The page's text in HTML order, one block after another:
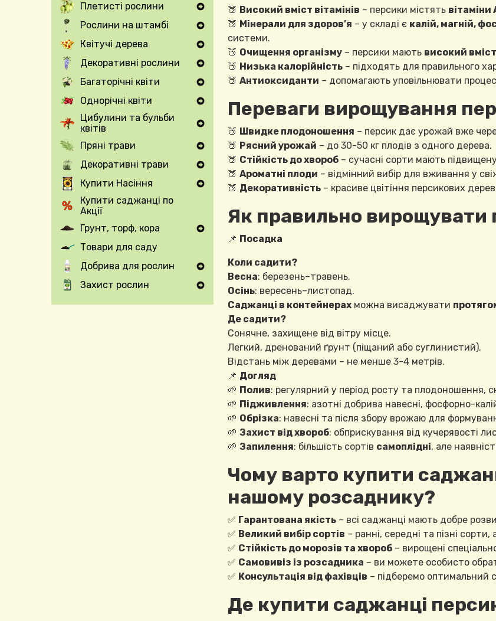
Плетисті рослини
Expand Secondary Navigation Menu
Рослини на штамбі
Expand Secondary Navigation Menu
Квітучі дерева
Expand Secondary Navigation Menu
Декоративні рослини
Expand Secondary Navigation Menu
Багаторічні квіти
Expand Secondary Navigation Menu
Однорічні квіти
Expand Secondary Navigation Menu
Цибулини та бульби
квітів
Expand Secondary Navigation Menu
Пряні трави
Expand Secondary Navigation Menu
Декоративні трави
Expand Secondary Navigation Menu
Купити Насіння
Expand Secondary Navigation Menu
Купити саджанці по
Акції
Грунт, торф, кора
Expand Secondary Navigation Menu
Товари для саду
Добрива для рослин
Expand Secondary Navigation Menu
Захист рослин
Expand Secondary Navigation Menu
🍑 Високий вміст вітамінів – персики містять вітаміни
🍑 Мінерали для здоров’я – у складі є калій, магній,
системи.
🍑 Очищення організму– персики мають високий
🍑 Низька калорійність– підходять для правильного
🍑 Антиоксиданти – допомагають уповільнювати
Переваги вирощування
🍑 Швидке плодоношення – персик дає урожай вже
🍑 Рясний урожай – до 30-50 кг плодів з одного дерева.
🍑 Стійкість до хвороб– сучасні сорти мають підвищену
🍑 Ароматні плоди – відмінний вибір для вживання у
🍑 Декоративність– красиве цвітіння персикових
Як правильно вирощувати
📌 Посадка
Коли садити?
Весна: березень–травень.
Осінь: вересень–листопад.
Саджанці в контейнерахможна висаджувати
Де садити?
Сонячне, захищене від вітру місце.
Легкий, дренований ґрунт (піщаний або суглинистий).
Відстань між деревами – не менше 3-4 метрів.
📌 Догляд
🌱 Полив: регулярний у період росту та плодоношення,
🌱 Підживлення: азотні добрива навесні, фосфорно-
🌱 Обрізка: навесні та після збору врожаю для
🌱 Захист від хвороб: обприскування від кучерявості
🌱 Запилення: більшість сортів самоплідні, але
Чому варто купити
нашому розсаднику?
✅ Гарантована якість– всі саджанці мають добре
✅ Великий вибір сортів – ранні, середні та пізні
✅ Стійкість до морозів та хвороб– вирощені
✅ Самовивіз із розсадника – ви можете особисто
✅ Консультація від фахівців – підберемо оптимальний
Де купити саджанці